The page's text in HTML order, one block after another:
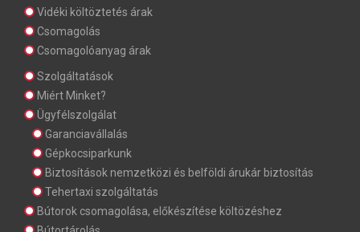
Vidéki költöztetés árak
Csomagolás
Csomagolóanyag árak
Szolgáltatások
Miért Minket?
Ügyfélszolgálat
Garanciavállalás
Gépkocsiparkunk
Biztosítások nemzetközi és belföldi árukár biztosítás
Tehertaxi szolgáltatás
Bútorok csomagolása, előkészítése költözéshez